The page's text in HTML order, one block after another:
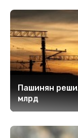
Пашинян
млрд